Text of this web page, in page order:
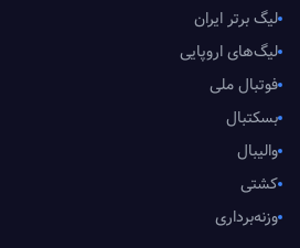
لیگ برتر ایران
لیگ‌های اروپایی
فوتبال ملی
بسکتبال
والیبال
کشتی
وزنه‌برداری